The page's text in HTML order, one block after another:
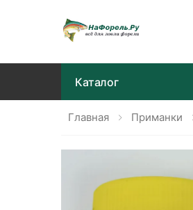
Каталог
Главная Приманки